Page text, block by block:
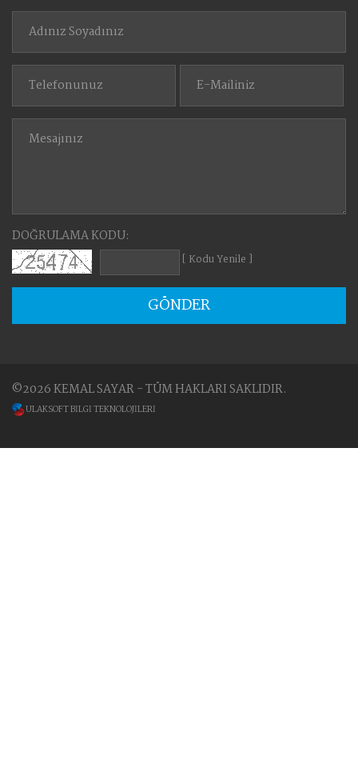
DOĞRULAMA KODU:
[ Kodu Yenile ]
GÖNDER
©2026 KEMAL SAYAR - TÜM HAKLARI SAKLIDIR.
ULAKSOFT BİLGİ TEKNOLOJİLERİ